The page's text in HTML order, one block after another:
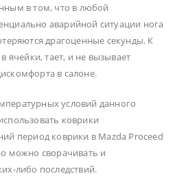
в том, что в любой
аварийной ситуации нога
драгоценные секунды. К
ячейки, тает, и не вызывает
в салоне.
условий данного
коврики
период коврики в Mazda Proceed
можно сворачивать и
либо последствий.